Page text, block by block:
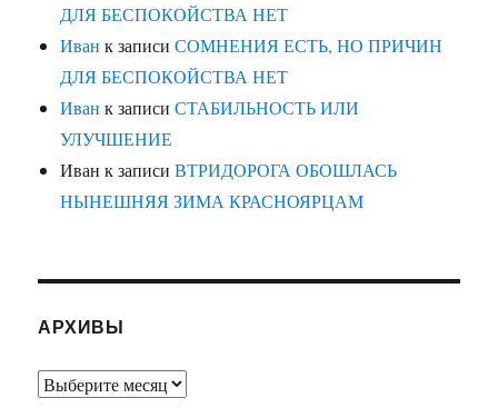
ДЛЯ БЕСПОКОЙСТВА НЕТ
Иван к записиСОМНЕНИЯ ЕСТЬ, НО ПРИЧИН
ДЛЯ БЕСПОКОЙСТВА НЕТ
Иван к записиСТАБИЛЬНОСТЬ ИЛИ
УЛУЧШЕНИЕ
Иван к записиВТРИДОРОГА ОБОШЛАСЬ
НЫНЕШНЯЯ ЗИМА КРАСНОЯРЦАМ
АРХИВЫ
Архивы